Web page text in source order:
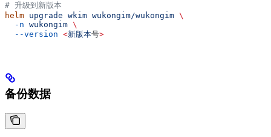
# 升级到新版本
helm upgrade wkim wukongim/wukongim \
  -n
wukongim \
  --version
<新版本号>
备份数据